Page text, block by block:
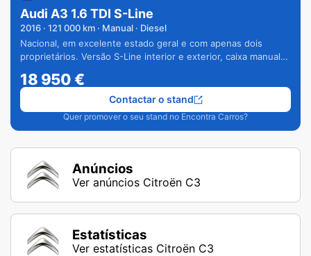
Audi A3 1.6 TDI S-Line
2016 · 121 000 km · Manual · Diesel
Nacional, em excelente estado geral e com apenas dois
proprietários. Versão S-Line interior e exterior, caixa manual
18 950€
Quer promover o seu stand no Encontra Carros?
Contactar o stand
Anúncios
Ver anúncios Citroën C3
Estatísticas
Ver estatísticas Citroën C3